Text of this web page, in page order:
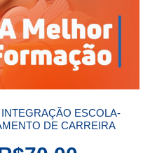
ESCOLA-
DE CARREIRA